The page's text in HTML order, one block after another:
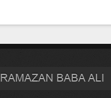
RAMAZAN BABA ALI